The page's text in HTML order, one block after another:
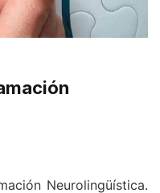
Neurolingüística.